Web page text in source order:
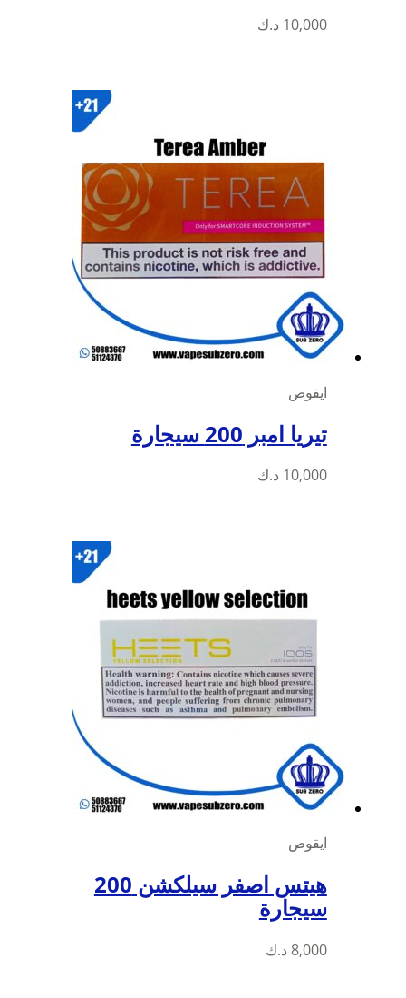
10,000 د.ك
ايقوص
تيريا امبر 200 سيجارة
10,000 د.ك
ايقوص
هيتس اصفر سيلكشن 200
سيجارة
8,000 د.ك